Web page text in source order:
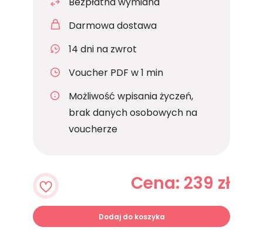
Darmowa dostawa
14 dni na zwrot
Voucher PDF w 1 min
Możliwość wpisania życzeń,
brak danych osobowych na
voucherze
Cena: 239 zł
Dodaj do koszyka